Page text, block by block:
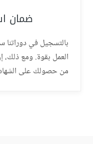
ضمان
بالتسجيل في
من حصولك على